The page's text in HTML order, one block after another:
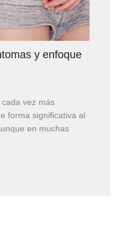
y enfoque
vez más
forma significativa al
en muchas